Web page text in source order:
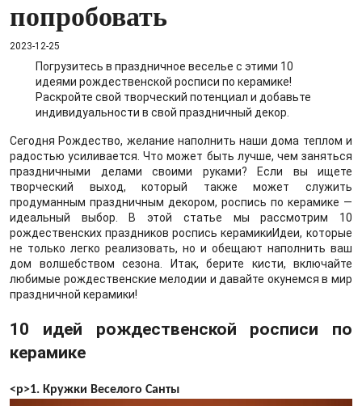
попробовать
2023-12-25
Погрузитесь в праздничное веселье с этими 10
идеями рождественской росписи по керамике!
Раскройте свой творческий потенциал и добавьте
индивидуальности в свой праздничный декор.
Сегодня Рождество, желание наполнить наши дома теплом и
радостью усиливается. Что может быть лучше, чем заняться
праздничными делами своими руками? Если вы ищете
творческий выход, который также может служить
продуманным праздничным декором, роспись по керамике —
идеальный выбор. В этой статье мы рассмотрим 10
рождественских праздников роспись керамикиИдеи, которые
не только легко реализовать, но и обещают наполнить ваш
дом волшебством сезона. Итак, берите кисти, включайте
любимые рождественские мелодии и давайте окунемся в мир
праздничной керамики!
10 идей рождественской росписи по
керамике
<р>1. Кружки Веселого Санты